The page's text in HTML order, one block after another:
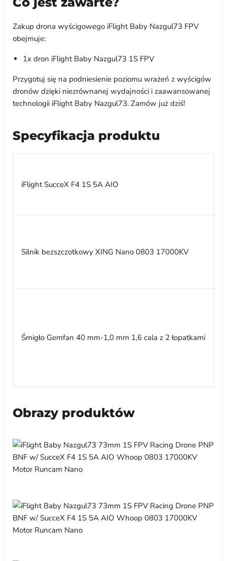
Zakup drona wyścigowego iFlight Baby Nazgul73 FPV
obejmuje:
1x dron iFlight Baby Nazgul73 1S FPV
Przygotuj się na podniesienie poziomu wrażeń z wyścigów
dronów dzięki niezrównanej wydajności i zaawansowanej
technologii iFlight Baby Nazgul73. Zamów już dziś!
Specyfikacja produktu
iFlight SucceX F4 1S 5A AIO
Silnik bezszczotkowy XING Nano 0803 17000KV
Śmigło Gemfan 40 mm-1,0 mm 1,6 cala z 2 łopatkami
Obrazy produktów